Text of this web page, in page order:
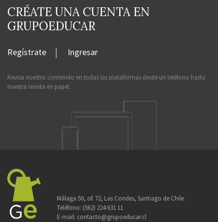
CRÉATE UNA CUENTA EN
GRUPOEDUCAR
Regístrate Ingresar
Revisa nuestro contenido en todas las plataformas desde un teléfono hasta
nuestra revista en papel.
Málaga 50, of. 72, Las Condes, Santiago de Chile.
Teléfono: (562) 224 631 11
E-mail: contacto@grupoeducar.cl